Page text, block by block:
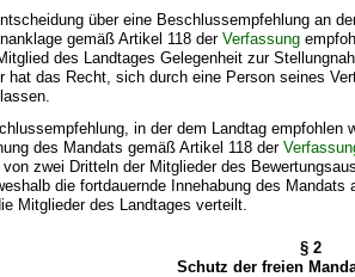
über eine Beschlussempfehlung an
gemäß Artikel 118 derVerfassung
des Landtages Gelegenheit zur
hat das Recht, sich durch eine Person seines
in der dem Landtag empfohlen
des Mandats gemäß Artikel 118 der
von zwei Dritteln der Mitglieder des
die fortdauernde Innehabung des
Mitglieder des Landtages verteilt.
§ 2
Schutz der freien